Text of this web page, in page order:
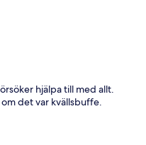
hjälpa till med allt.
det var kvällsbuffe.